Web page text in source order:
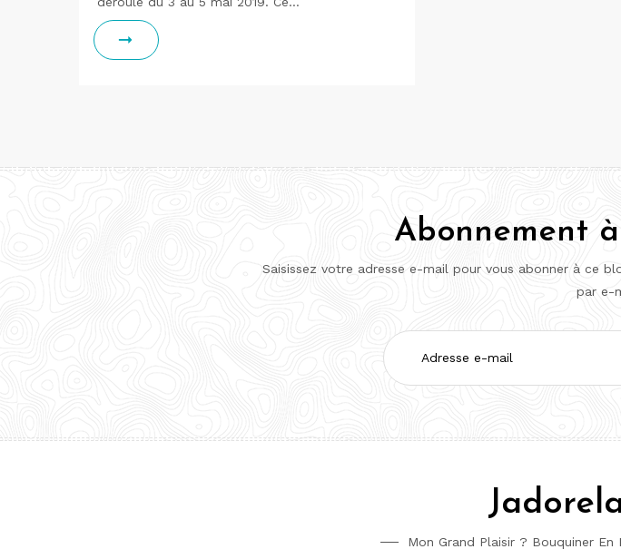
Abonnement
Saisissez votre adresse e-mail pour vous abonner à ce
par e-
Adresse
e-
mail
Mon Grand Plaisir ? Bouquiner